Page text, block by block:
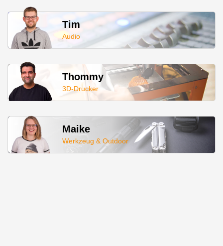
Tim
Audio
Thommy
3D-Drucker
Maike
Werkzeug & Outdoor